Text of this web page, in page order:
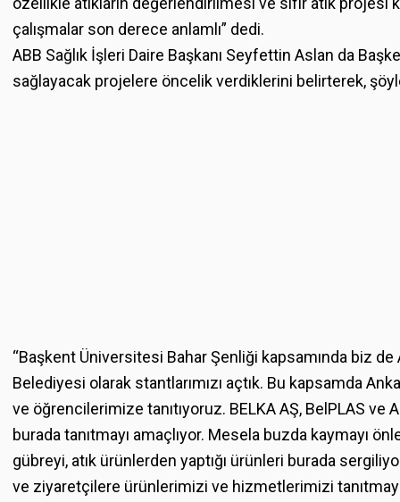
çalışmalar son derece anlamlı” dedi.
ABB Sağlık İşleri Daire Başkanı Seyfettin Aslan da
sağlayacak projelere öncelik verdiklerini belirterek,
“Başkent Üniversitesi Bahar Şenliği kapsamında biz
Belediyesi olarak stantlarımızı açtık. Bu kapsamda
ve öğrencilerimize tanıtıyoruz. BELKA AŞ, BelPLAS ve
burada tanıtmayı amaçlıyor. Mesela buzda kaymayı
gübreyi, atık ürünlerden yaptığı ürünleri burada
ve ziyaretçilere ürünlerimizi ve hizmetlerimizi